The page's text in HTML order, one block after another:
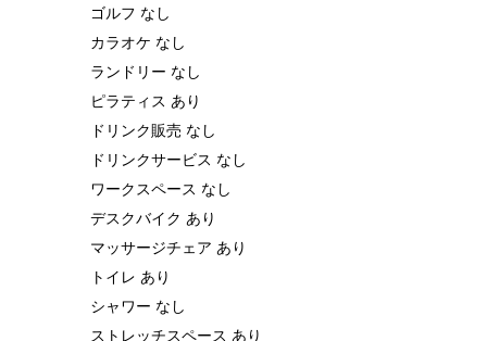
ゴルフ なし
カラオケ なし
ランドリー なし
ピラティス あり
ドリンク販売 なし
ドリンクサービス なし
ワークスペース なし
デスクバイク あり
マッサージチェア あり
トイレ あり
シャワー なし
ストレッチスペース あり